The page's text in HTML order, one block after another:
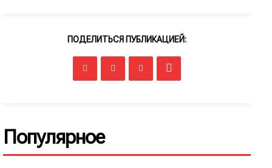
ПОДЕЛИТЬСЯ ПУБЛИКАЦИЕЙ:
Популярное